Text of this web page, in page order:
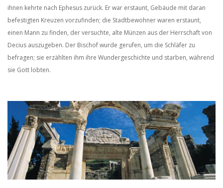
ihnen kehrte nach Ephesus zurück. Er war erstaunt, Gebäude mit daran
befestigten Kreuzen vorzufinden; die Stadtbewohner waren erstaunt,
einen Mann zu finden, der versuchte, alte Münzen aus der Herrschaft von
Decius auszugeben. Der Bischof wurde gerufen, um die Schläfer zu
befragen; sie erzählten ihm ihre Wundergeschichte und starben, während
sie Gott lobten.